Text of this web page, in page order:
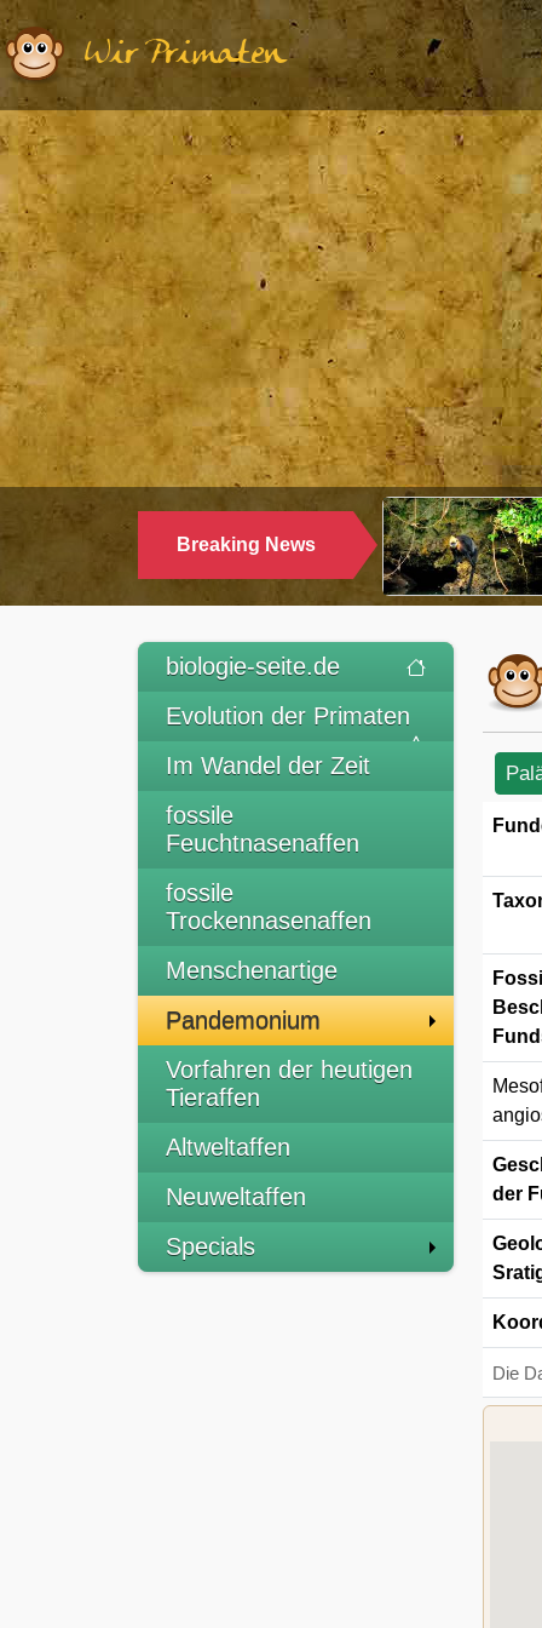
Wir Primaten
Breaking News
biologie-seite.de
Evolution der Primaten
Im Wandel der Zeit
fossile
Feuchtnasenaffen
fossile
Trockennasenaffen
Menschenartige
Pandemonium
Vorfahren der heutigen
Tieraffen
Altweltaffen
Neuweltaffen
Specials
der
Die